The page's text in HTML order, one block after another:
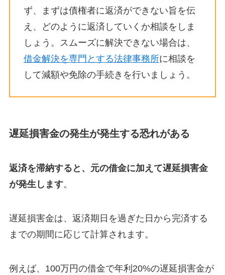
ず、まずは債権者に返済ができない旨を伝
え、どのように返済していくか相談をしま
しょう。スムーズに解決できない場合は、
借金解決を専門とする法律事務所に相談を
して減額や免除の手続きを行いましょう。
遅延損害金の発生が発生する恐れがある
返済を滞納すると、元の借金に加えて遅延損害金
が発生します。
遅延損害金は、返済期日を過ぎた日から完済する
までの期間に応じて計算されます。
例えば、100万円の借金で年利20%の遅延損害金が